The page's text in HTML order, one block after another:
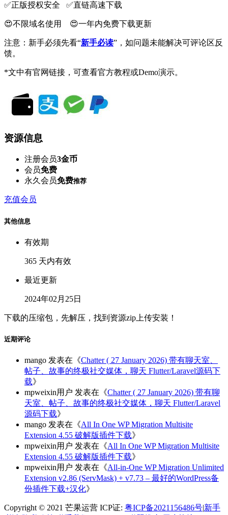
✅️正版授权安全 ✅️直链高速下载
😍不限域名使用 😍一年内免费下载更新
注意：新手必须先看“新手必读”，如问题未能解决可评论区反
馈。
*文中有官网链接，可查看官方教程或Demo演示。
资源信息
注册会员3金币
会员免费
永久会员免费推荐
充值会员
其他信息
有效期
365 天内有效
最近更新
2024年02月25日
下载的压缩包，先解压，找到资源zip上传安装！
近期评论
mango 发表在《Chatter ( 27 January 2026) 带有聊天室、
帖子、故事的终极社交媒体，聊天 Flutter/Laravel源码下
载》
mpweixin用户 发表在《Chatter ( 27 January 2026) 带有聊
天室、帖子、故事的终极社交媒体，聊天 Flutter/Laravel
源码下载》
mango 发表在《All In One WP Migration Multisite
Extension 4.55 破解版插件下载》
mpweixin用户 发表在《All In One WP Migration Multisite
Extension 4.55 破解版插件下载》
mpweixin用户 发表在《All-in-One WP Migration Unlimited
Extension v2.86 (ServMask) + v7.73 – 最好的WordPress备
份插件下载+汉化》
Copyright © 2021 芒果运营 ICP证: 粤ICP备2021156486号|新手